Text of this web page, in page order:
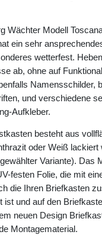
Wächter Modell
ein sehr
wetterfest.
ab, ohne auf
Namensschilder,
und verschiedene
Aufkleber.
besteht aus
oder Weiß lackiert
Variante). Das
festen Folie, die mit
die Ihren Briefkasten
ist und auf den
neuen Design
Montagematerial.